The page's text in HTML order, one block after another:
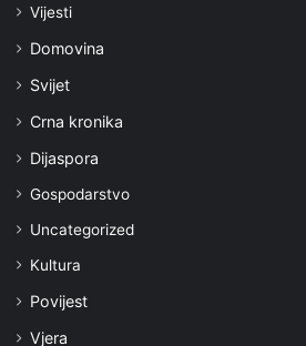
Vijesti
Domovina
Svijet
Crna kronika
Dijaspora
Gospodarstvo
Uncategorized
Kultura
Povijest
Vjera